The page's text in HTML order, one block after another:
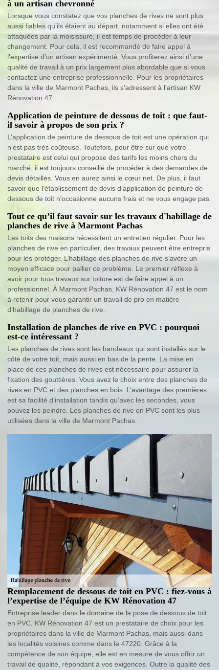
à un artisan chevronné
Lorsque vous constatez que vos planches de rives ne sont plus
aussi fiables qu’ils étaient au départ, notamment si elles ont été
attaquées par la moisissure, il est temps de procéder à leur
changement. Pour cela, il est recommandé de faire appel à
l’expertise d’un artisan expérimenté. Vous profiterez ainsi d’une
qualité de travail à un prix largement plus abordable que si vous
contactez une entreprise professionnelle. Pour les propriétaires
dans la ville de Marmont Pachas, ils s’adressent à l’artisan KW
Rénovation 47.
Application de peinture de dessous de toit : que faut-
il savoir à propos de son prix ?
L’application de peinture de dessous de toit est une opération qui
n’est pas très coûteuse. Toutefois, pour être sur que votre
prestataire est celui qui propose des tarifs les moins chers du
marché, il est toujours conseillé de procéder à des demandes de
devis détaillés. Vous en aurez ainsi le cœur net. De plus, il faut
savoir que l’établissement de devis d’application de peinture de
dessous de toit n’occasionne aucuns frais et ne vous engage pas.
Tout ce qu’il faut savoir sur les travaux d'habillage de
planches de rive à Marmont Pachas
Les toits des maisons nécessitent un entretien régulier. Pour les
planches de rive en particulier, des travaux peuvent être entrepris
pour les protéger. L’habillage des planches de rive s’avère un
moyen efficace pour pallier ce problème. Le premier réflexe à
avoir pour tous travaux sur toiture est de faire appel à un
professionnel. À Marmont Pachas, KW Rénovation 47 est le nom
à retenir pour vous garantir un travail de pro en matière
d’habillage de planches de rive.
Installation de planches de rive en PVC : pourquoi
est-ce intéressant ?
Les planches de rives sont les bandeaux qui sont installés sur le
côté de votre toit, mais aussi en bas de la pente. La mise en
place de ces planches de rives est nécessaire pour assurer la
fixation des gouttières. Vous avez le choix entre des planches de
rives en PVC et des planches en bois. L’avantage des premières
est sa facilité d’installation tandis qu’avec les secondes, vous
pouvez les peindre. Les planches de rive en PVC sont les plus
utilisées dans la ville de Marmont Pachas.
Remplacement de dessous de toit en PVC : fiez-vous à
l’expertise de l’équipe de KW Rénovation 47
Entreprise leader dans le domaine de la pose de dessous de toit
en PVC, KW Rénovation 47 est un prestataire de choix pour les
propriétaires dans la ville de Marmont Pachas, mais aussi dans
les localités voisines comme dans le 47220. Grâce à la
compétence de son équipe, elle est en mesure de vous offrir un
travail de qualité, répondant à vos exigences. Outre la qualité des